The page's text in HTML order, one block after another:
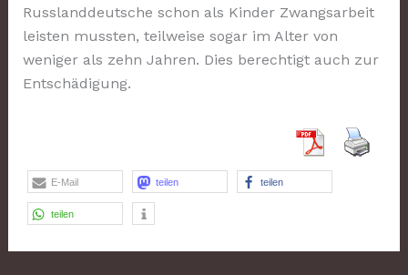
Russlanddeutsche schon als Kinder Zwangsarbeit
leisten mussten, teilweise sogar im Alter von
weniger als zehn Jahren. Dies berechtigt auch zur
Entschädigung.
E-Mail teilen teilen
teilen